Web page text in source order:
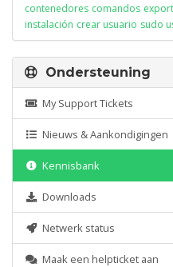
contenedores comandos
instalación crear usuario sudo
Ondersteuning
My Support Tickets
Nieuws & Aankondigingen
Kennisbank
Downloads
Netwerk status
Maak een helpticket aan